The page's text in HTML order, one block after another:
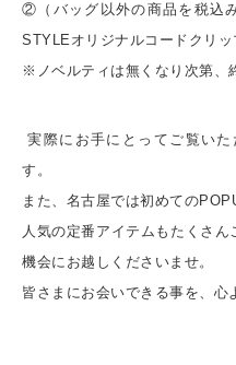
②（バッグ以外の商品を税込
STYLEオリジナルコードクリッ
※ノベルティは無くなり次第、
実際にお手にとってご覧い
す。
また、名古屋では初めての
人気の定番アイテムもたくさ
機会にお越しくださいませ。
皆さまにお会いできる事を、心